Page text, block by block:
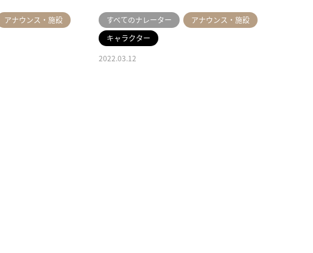
アナウンス・施設
すべてのナレーター
アナウンス・施設
キャラクター
2022.03.12